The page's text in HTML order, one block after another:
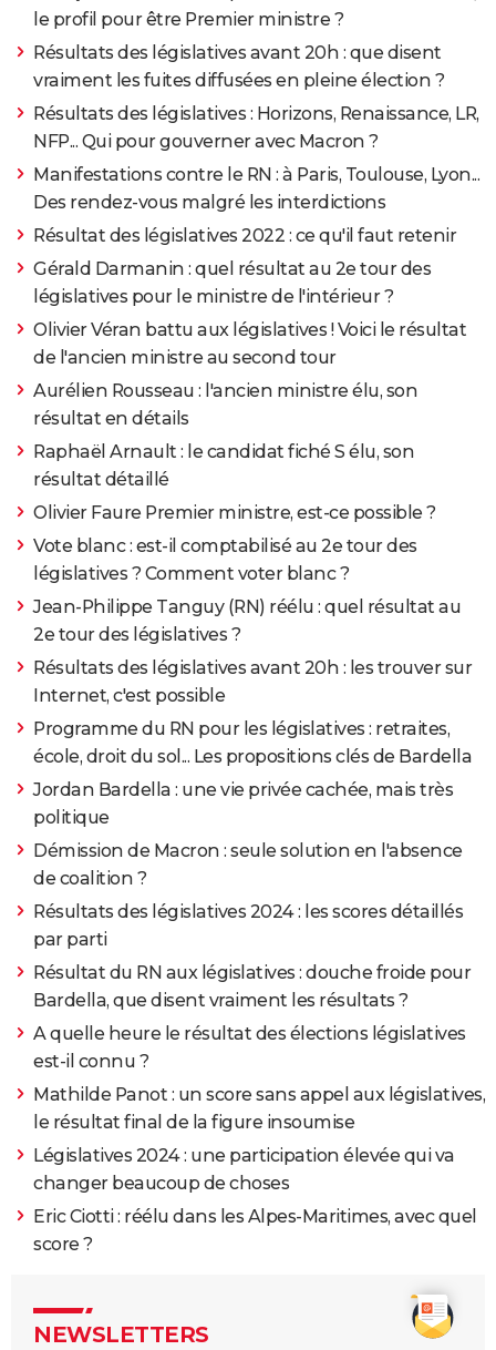
le profil pour être Premier ministre ?
Résultats des législatives avant 20h : que disent
vraiment les fuites diffusées en pleine élection ?
Résultats des législatives : Horizons, Renaissance, LR,
NFP... Qui pour gouverner avec Macron ?
Manifestations contre le RN : à Paris, Toulouse, Lyon...
Des rendez-vous malgré les interdictions
Résultat des législatives 2022 : ce qu'il faut retenir
Gérald Darmanin : quel résultat au 2e tour des
législatives pour le ministre de l'intérieur ?
Olivier Véran battu aux législatives ! Voici le résultat
de l'ancien ministre au second tour
Aurélien Rousseau : l'ancien ministre élu, son
résultat en détails
Raphaël Arnault : le candidat fiché S élu, son
résultat détaillé
Olivier Faure Premier ministre, est-ce possible ?
Vote blanc : est-il comptabilisé au 2e tour des
législatives ? Comment voter blanc ?
Jean-Philippe Tanguy (RN) réélu : quel résultat au
2e tour des législatives ?
Résultats des législatives avant 20h : les trouver sur
Internet, c'est possible
Programme du RN pour les législatives : retraites,
école, droit du sol... Les propositions clés de Bardella
Jordan Bardella : une vie privée cachée, mais très
politique
Démission de Macron : seule solution en l'absence
de coalition ?
Résultats des législatives 2024 : les scores détaillés
par parti
Résultat du RN aux législatives : douche froide pour
Bardella, que disent vraiment les résultats ?
A quelle heure le résultat des élections législatives
est-il connu ?
Mathilde Panot : un score sans appel aux législatives,
le résultat final de la figure insoumise
Législatives 2024 : une participation élevée qui va
changer beaucoup de choses
Eric Ciotti : réélu dans les Alpes-Maritimes, avec quel
score ?
NEWSLETTERS